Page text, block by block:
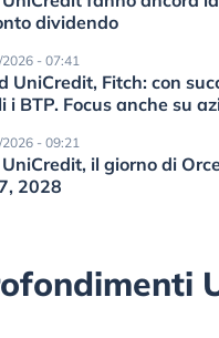
dividendo
2026 - 07:41
UniCredit, Fitch: con
i BTP. Focus anche su
2026 - 09:21
il giorno di
2028